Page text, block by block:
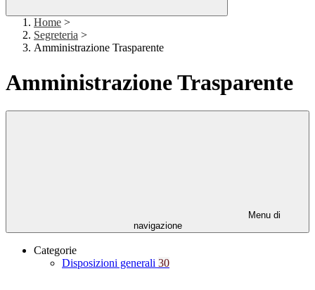
Home >
Segreteria >
Amministrazione Trasparente
Amministrazione Trasparente
Menu di
navigazione
Categorie
Disposizioni generali 30